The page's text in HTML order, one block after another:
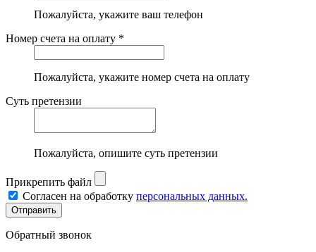
Пожалуйста, укажите ваш телефон
Номер счета на оплату *
Пожалуйста, укажите номер счета на оплату
Суть претензии
Пожалуйста, опишите суть претензии
Прикрепить файл
Согласен на обработку персональных данных.
Обратный звонок